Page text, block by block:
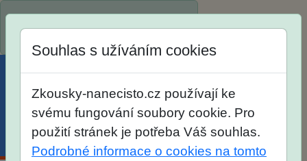
Spustili jsme přihlašování na školní
Menu Účet Košík
Souhlas s užíváním cookies
Zkousky-nanecisto.cz používají ke
svému fungování soubory cookie. Pro
použití stránek je potřeba Váš souhlas.
Podrobné informace o cookies na tomto